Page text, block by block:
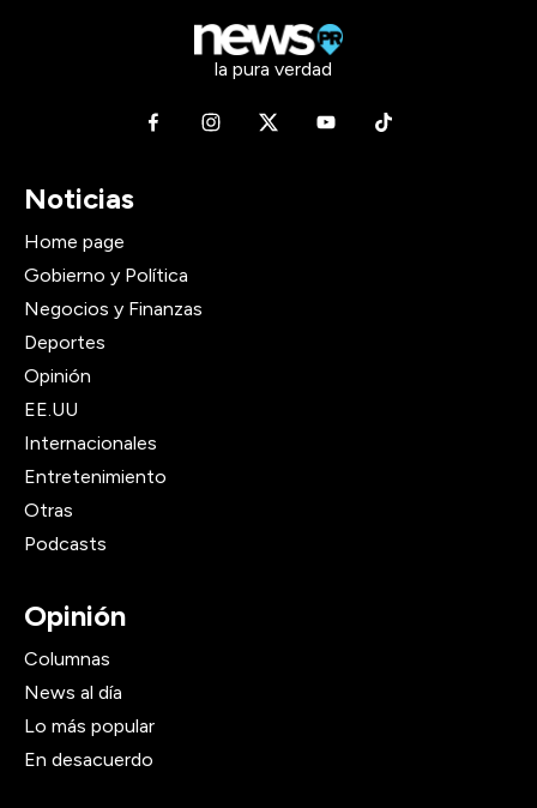
la pura verdad
Noticias
Home page
Gobierno y Política
Negocios y Finanzas
Deportes
Opinión
EE.UU
Internacionales
Entretenimiento
Otras
Podcasts
Opinión
Columnas
News al día
Lo más popular
En desacuerdo